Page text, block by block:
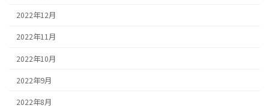
2022年12月
2022年11月
2022年10月
2022年9月
2022年8月